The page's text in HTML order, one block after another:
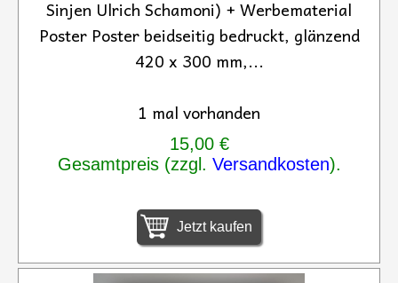
Sinjen Ulrich Schamoni) + Werbematerial
Poster Poster beidseitig bedruckt, glänzend
420 x 300 mm,...
1 mal vorhanden
15,00 €
Gesamtpreis (zzgl. Versandkosten).
Jetzt kaufen